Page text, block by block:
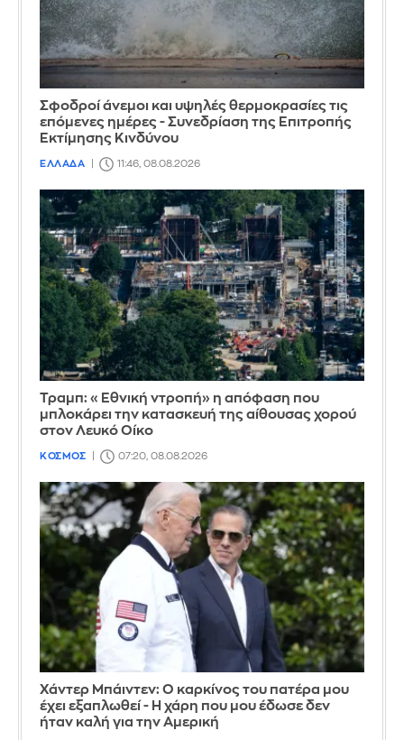
Σφοδροί άνεμοι και υψηλές θερμοκρασίες τις
επόμενες ημέρες - Συνεδρίαση της Επιτροπής
Εκτίμησης Κινδύνου
ΕΛΛΑΔΑ 11:46, 08.08.2026
Τραμπ: «Εθνική ντροπή» η απόφαση που
μπλοκάρει την κατασκευή της αίθουσας χορού
στον Λευκό Οίκο
ΚΟΣΜΟΣ 07:20, 08.08.2026
Χάντερ Μπάιντεν: Ο καρκίνος του πατέρα μου
έχει εξαπλωθεί - Η χάρη που μου έδωσε δεν
ήταν καλή για την Αμερική